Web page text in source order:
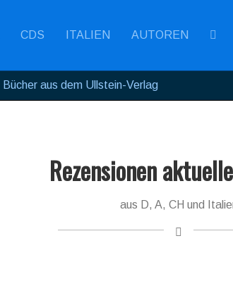
CDS ITALIEN AUTOREN
Bücher aus dem Ullstein-Verlag
Rezensionen
aus D, A, CH und